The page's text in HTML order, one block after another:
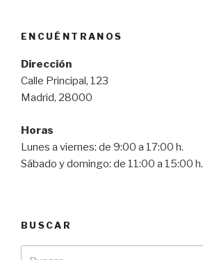
ENCUÉNTRANOS
Dirección
Calle Principal, 123
Madrid, 28000
Horas
Lunes a viernes: de 9:00 a 17:00 h.
Sábado y domingo: de 11:00 a 15:00 h.
BUSCAR